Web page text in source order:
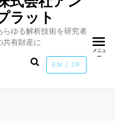
ラット
らゆる解析技術を研究者
共有財産に
EN / JP
メニュ
ー